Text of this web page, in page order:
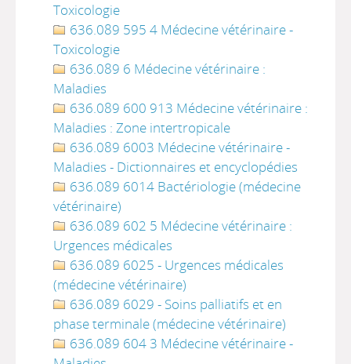
Toxicologie
636.089 595 4 Médecine vétérinaire -
Toxicologie
636.089 6 Médecine vétérinaire :
Maladies
636.089 600 913 Médecine vétérinaire :
Maladies : Zone intertropicale
636.089 6003 Médecine vétérinaire -
Maladies - Dictionnaires et encyclopédies
636.089 6014 Bactériologie (médecine
vétérinaire)
636.089 602 5 Médecine vétérinaire :
Urgences médicales
636.089 6025 - Urgences médicales
(médecine vétérinaire)
636.089 6029 - Soins palliatifs et en
phase terminale (médecine vétérinaire)
636.089 604 3 Médecine vétérinaire -